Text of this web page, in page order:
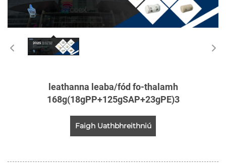
leathanna leaba/fód fo-thalamh
168g(18gPP+125gSAP+23gPE)3
Faigh Uathbhreithniú